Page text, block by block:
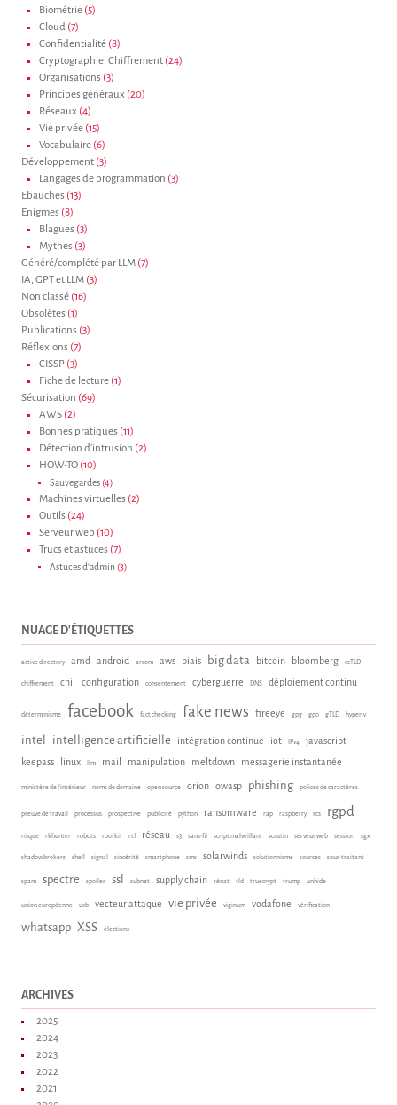
Biométrie (5)
Cloud (7)
Confidentialité (8)
Cryptographie. Chiffrement (24)
Organisations (3)
Principes généraux (20)
Réseaux (4)
Vie privée (15)
Vocabulaire (6)
Développement (3)
Langages de programmation (3)
Ebauches (13)
Enigmes (8)
Blagues (3)
Mythes (3)
Généré/complété par LLM (7)
IA, GPT et LLM (3)
Non classé (16)
Obsolètes (1)
Publications (3)
Réflexions (7)
CISSP (3)
Fiche de lecture (1)
Sécurisation (69)
AWS (2)
Bonnes pratiques (11)
Détection d'intrusion (2)
HOW-TO (10)
Sauvegardes (4)
Machines virtuelles (2)
Outils (24)
Serveur web (10)
Trucs et astuces (7)
Astuces d'admin (3)
NUAGE D'ÉTIQUETTES
active directory amd android arcom aws biais big data bitcoin bloomberg ccTLD
chiffrement cnil configuration consentement cyberguerre DNS déploiement continu
déterminisme facebook fact checking fake news fireeye gpg gpo gTLD hyper-v
intel intelligence artificielle intégration continue iot IPv4
javascript
keepass
linux llm mail manipulation meltdown messagerie instantanée
ministère de l'intérieur noms de domaine open source orion owasp phishing polices de caractères
preuve de travail processus prospective publicité python ransomware rap raspberry rcs rgpd
risque rkhunter robots rootkit rtf réseau s3 sans-fil script malveillant scrutin serveur web session sgx
shadow brokers shell signal sincérité smartphone sms solarwinds solutionnisme sources sous-traitant
spam spectre spoiler ssl subnet supply chain sénat tld truecrypt trump unhide
union européenne usb vecteur attaque vie privée viginum vodafone vérification
whatsapp XSS élections
ARCHIVES
2025
2024
2023
2022
2021